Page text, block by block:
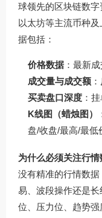
球领先的区块链数字
以太坊等主流币种
据包括：
价格数据 ：最新
成交量与成交额
买卖盘口深度 ：
K线图（蜡烛图）
盘/收盘/最高/最低
为什么必须关注行情
没有精准的行情数
易、波段操作还是
位、压力位、趋势强